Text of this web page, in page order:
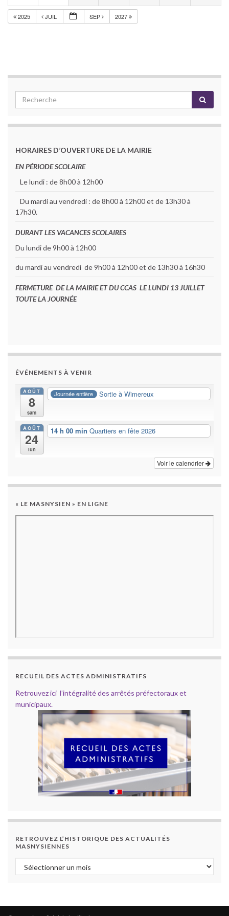
2025 JUIL SEP 2027
HORAIRES D’OUVERTURE DE LA MAIRIE
EN PÉRIODE SCOLAIRE
Le lundi : de 8h00 à 12h00
Du mardi au vendredi : de 8h00 à 12h00 et de 13h30 à
17h30.
DURANT LES VACANCES SCOLAIRES
Du lundi de 9h00 à 12h00
du mardi au vendredi de 9h00 à 12h00 et de 13h30 à 16h30
FERMETURE DE LA MAIRIE ET DU CCAS LE LUNDI 13 JUILLET
TOUTE LA JOURNÉE
ÉVÉNEMENTS À VENIR
AOÛT
8
sam
Journée entière Sortie à Wimereux
AOÛT
24
lun
14 h 00 min Quartiers en fête 2026
Voir le calendrier
« LE MASNYSIEN » EN LIGNE
RECUEIL DES ACTES ADMINISTRATIFS
Retrouvez ici l’intégralité des arrêtés préfectoraux et
municipaux.
RETROUVEZ L’HISTORIQUE DES ACTUALITÉS
MASNYSIENNES
Retrouvez l’historique des actualités masnysiennes